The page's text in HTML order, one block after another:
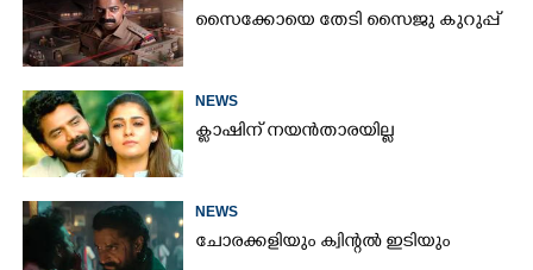
സൈക്കോയെ തേടി സൈജു കുറുപ്പ്
NEWS
ക്ലാഷിന് നയൻതാരയില്ല
NEWS
ചോരക്കളിയും ക്വിന്റൽ ഇടിയും